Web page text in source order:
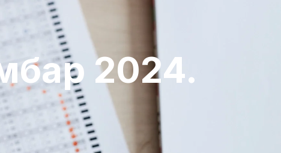
2024.